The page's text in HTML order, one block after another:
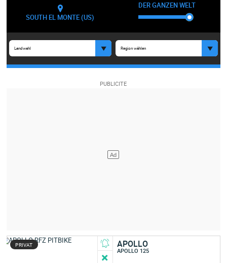
SOUTH EL MONTE (US)
DER GANZEN WELT
Landwahl Region wählen
PRIVAT APOLLO
APOLLO 125